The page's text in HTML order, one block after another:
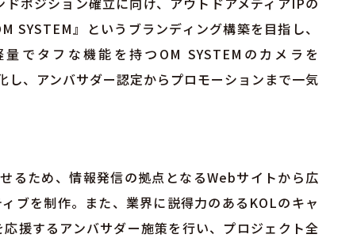
SYSTEM』
というブランディング構築を目指し、
量でタフな機能を持つOM SYSTEMのカメラを
し、アンバサダー認定からプロモーションまで一気
るため、情報発信の拠点となるWebサイトから広
ブを制作。また、 業界に説得力のあるKOLのキャ
援するアンバサダー施策を行い、プロジェクト全